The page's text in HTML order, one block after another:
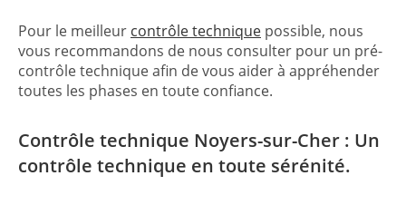
Pour le meilleur contrôle technique possible, nous
vous recommandons de nous consulter pour un pré-
contrôle technique afin de vous aider à appréhender
toutes les phases en toute confiance.
Contrôle technique Noyers-sur-Cher : Un
contrôle technique en toute sérénité.